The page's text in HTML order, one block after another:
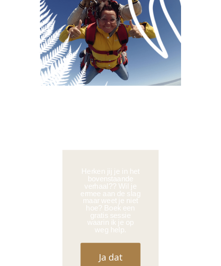
Herken jij je in het
bovenstaande
verhaal?? Wil je
ermee aan de slag
maar weet je niet
hoe? Boek een
gratis sessie
waarin ik je op
weg help.
Ja dat